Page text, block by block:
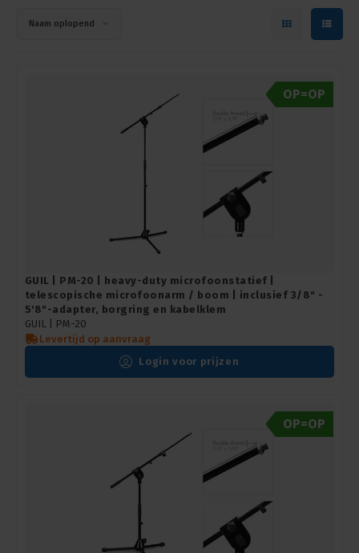
Naam oplopend
OP=OP
GUIL | PM-20 | heavy-duty microfoonstatief |
telescopische microfoonarm / boom | inclusief 3/8" -
5'8"-adapter, borgring en kabelklem
GUIL |
PM-20
Levertijd op aanvraag
Login voor prijzen
OP=OP